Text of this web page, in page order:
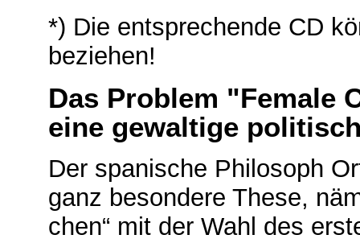
*) Die entsprechende CD
beziehen!
Das Problem "Female
eine gewaltige
Der spani­sche Philosoph
ganz besondere These,
chen“ mit der Wahl des